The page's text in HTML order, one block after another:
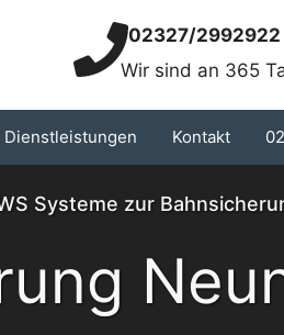
02327/2992922
Wir sind an 365
Dienstleistungen Kontakt
Systeme zur